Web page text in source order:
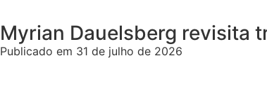
Myrian Dauelsberg revisita
Publicado em 31 de julho de 2026